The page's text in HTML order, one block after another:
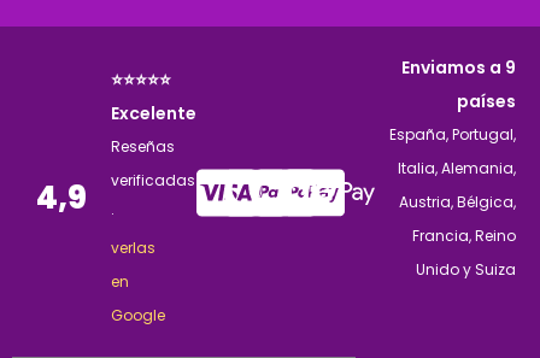
4,9
⭐⭐⭐⭐⭐
Excelente
Reseñas
verificadas
·
verlas
en
Google
Enviamos a 9
países
España, Portugal,
Italia, Alemania,
Austria, Bélgica,
Francia, Reino
Unido y Suiza